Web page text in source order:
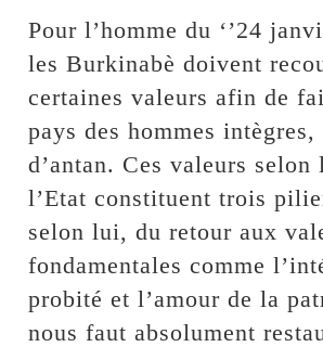
Pour l’homme du ‘’24
les Burkinabè doivent
certaines valeurs afin de
pays des hommes
d’antan. Ces valeurs selon
l’Etat constituent trois
selon lui, du retour aux
fondamentales comme
probité et l’amour de la
nous faut absolument